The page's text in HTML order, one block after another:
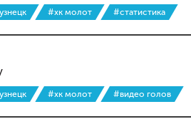
#хк молот #статистика
#хк молот #видео голов